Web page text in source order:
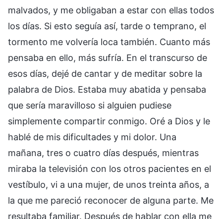
malvados, y me obligaban a estar con ellas todos
los días. Si esto seguía así, tarde o temprano, el
tormento me volvería loca también. Cuanto más
pensaba en ello, más sufría. En el transcurso de
esos días, dejé de cantar y de meditar sobre la
palabra de Dios. Estaba muy abatida y pensaba
que sería maravilloso si alguien pudiese
simplemente compartir conmigo. Oré a Dios y le
hablé de mis dificultades y mi dolor. Una
mañana, tres o cuatro días después, mientras
miraba la televisión con los otros pacientes en el
vestíbulo, vi a una mujer, de unos treinta años, a
la que me pareció reconocer de alguna parte. Me
resultaba familiar. Después de hablar con ella me